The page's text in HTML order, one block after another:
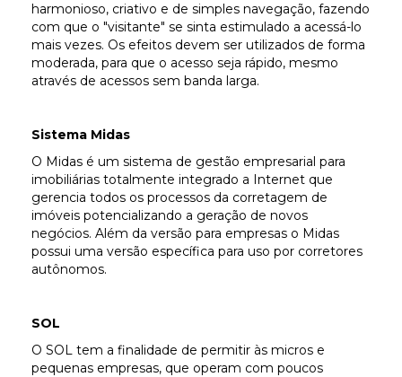
harmonioso, criativo e de simples navegação, fazendo
com que o "visitante" se sinta estimulado a acessá-lo
mais vezes. Os efeitos devem ser utilizados de forma
moderada, para que o acesso seja rápido, mesmo
através de acessos sem banda larga.
Sistema Midas
O Midas é um sistema de gestão empresarial para
imobiliárias totalmente integrado a Internet que
gerencia todos os processos da corretagem de
imóveis potencializando a geração de novos
negócios. Além da versão para empresas o Midas
possui uma versão específica para uso por corretores
autônomos.
SOL
O SOL tem a finalidade de permitir às micros e
pequenas empresas, que operam com poucos